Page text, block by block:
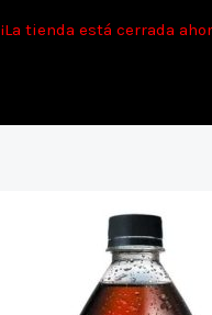
¡La tienda está cerrada